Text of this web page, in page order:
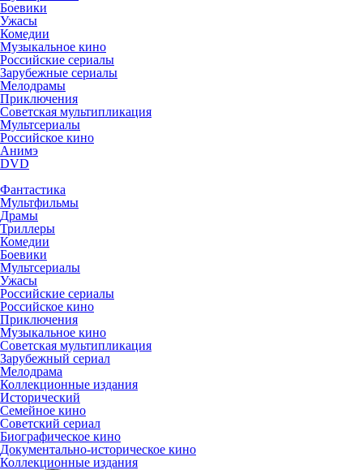
Боевики
Ужасы
Комедии
Музыкальное кино
Российские сериалы
Зарубежные сериалы
Мелодрамы
Приключения
Советская мультипликация
Мультсериалы
Российское кино
Анимэ
DVD
Фантастика
Мультфильмы
Драмы
Триллеры
Комедии
Боевики
Мультсериалы
Ужасы
Российские сериалы
Российское кино
Приключения
Музыкальное кино
Советская мультипликация
Зарубежный сериал
Мелодрама
Коллекционные издания
Исторический
Семейное кино
Советский сериал
Биографическое кино
Документально-историческое кино
Коллекционные издания